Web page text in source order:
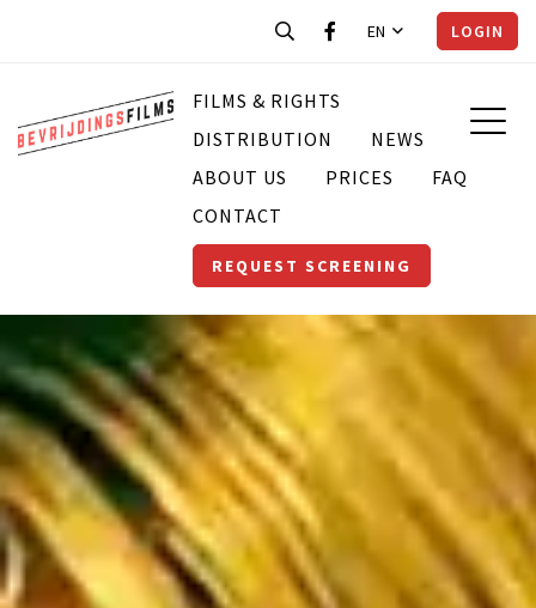
EN LOGIN
FILMS & RIGHTS
DISTRIBUTION
NEWS
ABOUT US
PRICES
FAQ
CONTACT
REQUEST SCREENING